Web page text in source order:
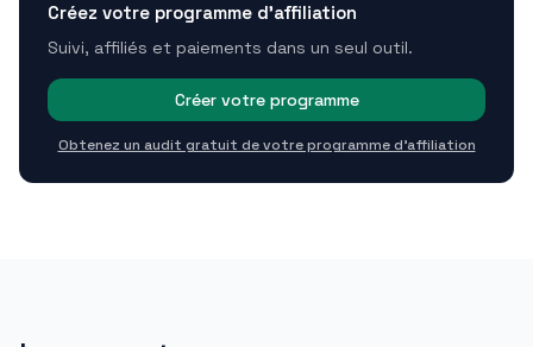
Créez votre programme d'affiliation
Suivi, affiliés et paiements dans un seul outil.
Créer votre programme
Obtenez un audit gratuit de votre programme d'affiliation